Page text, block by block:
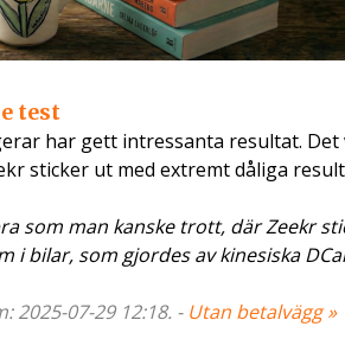
test
har gett intressanta resultat. Det
sticker ut med extremt dåliga
som man kanske trott, där Zeekr
i bilar, som gjordes av kinesiska
2025-07-29 12:18. - Utan betalvägg »